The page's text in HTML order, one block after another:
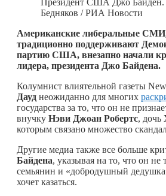
Бедняков / РИА Новости
Американские либеральные
традиционно поддерживают
партию США, внезапно начали
лидера, президента Джо Байдена.
Колумнист влиятельной газеты
Дауд неожиданно для многих
государства за то, что он не
внучку Нэви Джоан Робертс, дочь
которым связано множество
Другие медиа также все больше
Байдена, указывая на то, что он
семьянин и «добродушный
хочет казаться.